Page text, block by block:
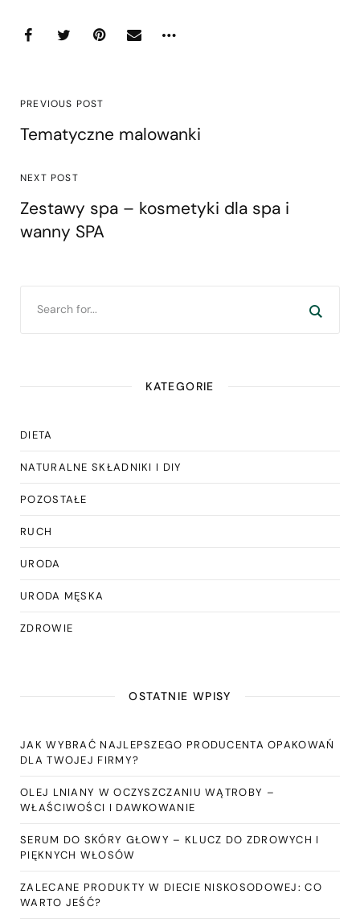
PREVIOUS POST
Tematyczne malowanki
NEXT POST
Zestawy spa – kosmetyki dla spa i
wanny SPA
KATEGORIE
DIETA
NATURALNE SKŁADNIKI I DIY
POZOSTAŁE
RUCH
URODA
URODA MĘSKA
ZDROWIE
OSTATNIE WPISY
JAK WYBRAĆ NAJLEPSZEGO PRODUCENTA OPAKOWAŃ
DLA TWOJEJ FIRMY?
OLEJ LNIANY W OCZYSZCZANIU WĄTROBY –
WŁAŚCIWOŚCI I DAWKOWANIE
SERUM DO SKÓRY GŁOWY – KLUCZ DO ZDROWYCH I
PIĘKNYCH WŁOSÓW
ZALECANE PRODUKTY W DIECIE NISKOSODOWEJ: CO
WARTO JEŚĆ?